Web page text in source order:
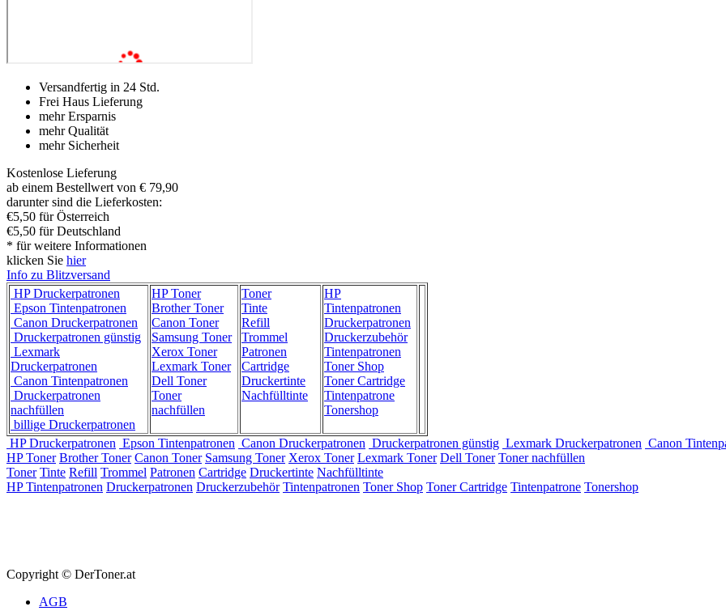
Versandfertig in 24 Std.
Frei Haus Lieferung
mehr Ersparnis
mehr Qualität
mehr Sicherheit
Kostenlose Lieferung
ab einem Bestellwert von € 79,90
darunter sind die Lieferkosten:
€5,50 für Österreich
€5,50 für Deutschland
* für weitere Informationen
klicken Sie hier
Info zu Blitzversand
HP Druckerpatronen
Epson Tintenpatronen
Canon Druckerpatronen
Druckerpatronen günstig
Lexmark
Druckerpatronen
Canon Tintenpatronen
Druckerpatronen
nachfüllen
billige Druckerpatronen
HP Toner
Brother Toner
Canon Toner
Samsung Toner
Xerox Toner
Lexmark Toner
Dell Toner
Toner
nachfüllen
Toner
Tinte
Refill
Trommel
Patronen
Cartridge
Druckertinte
Nachfülltinte
HP
Tintenpatronen
Druckerpatronen
Druckerzubehör
Tintenpatronen
Toner Shop
Toner Cartridge
Tintenpatrone
Tonershop
HP Druckerpatronen Epson Tintenpatronen Canon Druckerpatronen Druckerpatronen günstig Lexmark Druckerpatronen Canon
HP Toner Brother Toner Canon Toner Samsung Toner Xerox Toner Lexmark Toner Dell Toner Toner nachfüllen
Toner Tinte Refill Trommel Patronen Cartridge Druckertinte Nachfülltinte
HP Tintenpatronen Druckerpatronen Druckerzubehör Tintenpatronen Toner Shop Toner Cartridge Tintenpatrone Tonershop
Copyright © DerToner.at
AGB